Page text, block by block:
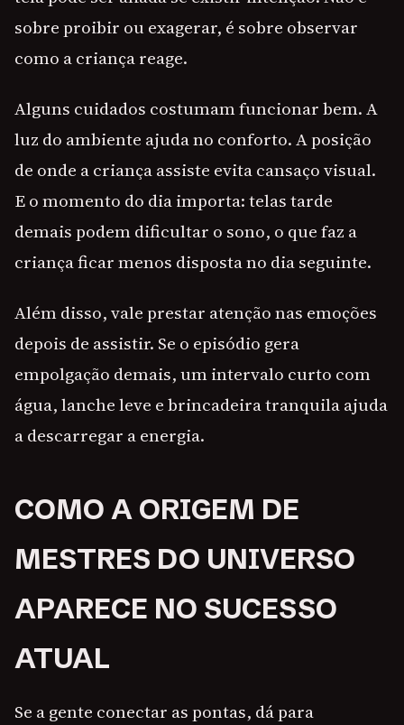
sobre proibir ou exagerar, é sobre observar
como a criança reage.
Alguns cuidados costumam funcionar bem. A
luz do ambiente ajuda no conforto. A posição
de onde a criança assiste evita cansaço visual.
E o momento do dia importa: telas tarde
demais podem dificultar o sono, o que faz a
criança ficar menos disposta no dia seguinte.
Além disso, vale prestar atenção nas emoções
depois de assistir. Se o episódio gera
empolgação demais, um intervalo curto com
água, lanche leve e brincadeira tranquila ajuda
a descarregar a energia.
COMO A ORIGEM DE
MESTRES DO UNIVERSO
APARECE NO SUCESSO
ATUAL
Se a gente conectar as pontas, dá para